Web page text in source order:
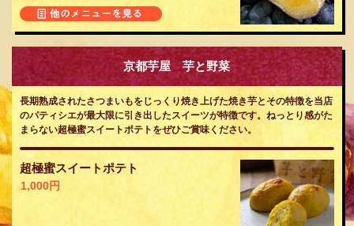
京都芋屋 芋と野菜
長期熟成されたさつまいもをじっくり焼き上げた焼き芋とその特徴を当店
のパティシエが最大限に引き出したスイーツが特徴です。ねっとり感がた
まらない超極蜜スイートポテトをぜひご賞味ください。
超極蜜スイートポテト
1,000円